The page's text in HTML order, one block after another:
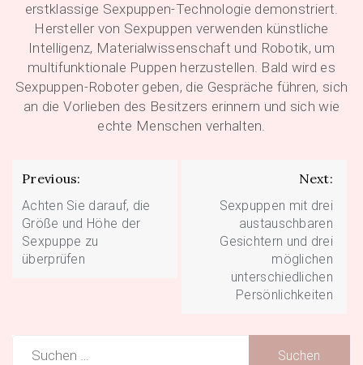
erstklassige Sexpuppen-Technologie demonstriert.
Hersteller von Sexpuppen verwenden künstliche
Intelligenz, Materialwissenschaft und Robotik, um
multifunktionale Puppen herzustellen. Bald wird es
Sexpuppen-Roboter geben, die Gespräche führen, sich
an die Vorlieben des Besitzers erinnern und sich wie
echte Menschen verhalten.
Beitragsnavigation
Previous:
Achten Sie darauf, die
Größe und Höhe der
Sexpuppe zu
überprüfen
Next:
Sexpuppen mit drei
austauschbaren
Gesichtern und drei
möglichen
unterschiedlichen
Persönlichkeiten